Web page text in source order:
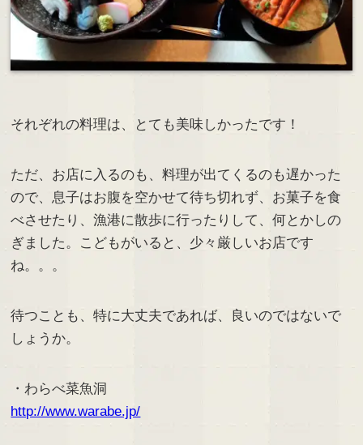
それぞれの料理は、とても美味しかったです！
ただ、お店に入るのも、料理が出てくるのも遅かった
ので、息子はお腹を空かせて待ち切れず、お菓子を食
べさせたり、漁港に散歩に行ったりして、何とかしの
ぎました。こどもがいると、少々厳しいお店です
ね。。。
待つことも、特に大丈夫であれば、良いのではないで
しょうか。
・わらべ菜魚洞
http://www.warabe.jp/